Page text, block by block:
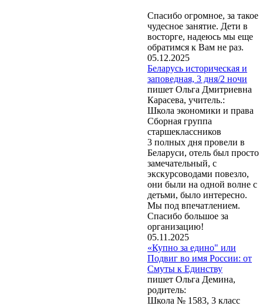
Спасибо огромное, за такое
чудесное занятие. Дети в
восторге, надеюсь мы еще
обратимся к Вам не раз.
05.12.2025
Беларусь историческая и
заповедная, 3 дня/2 ночи
пишет Ольга Дмитриевна
Карасева, учитель.:
Школа экономики и права
Сборная группа
старшеклассников
3 полных дня провели в
Беларуси, отель был просто
замечательный, с
экскурсоводами повезло,
они были на одной волне с
детьми, было интересно.
Мы под впечатлением.
Спасибо большое за
организацию!
05.11.2025
«Купно за едино" или
Подвиг во имя России: от
Смуты к Единству
пишет Ольга Демина,
родитель:
Школа № 1583, 3 класс